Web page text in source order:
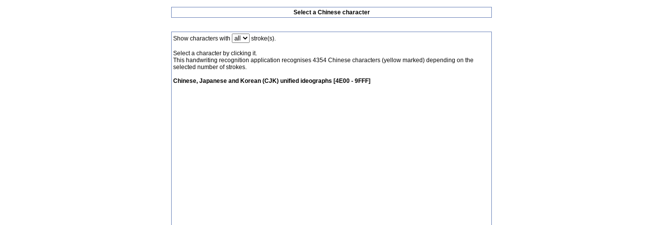
Select a Chinese character
Show characters with stroke(s).
Select a character by clicking it.
This handwriting recognition application recognises 4354 Chinese characters (yellow marked) depending on the
selected number of strokes.
Chinese, Japanese and Korean (CJK) unified ideographs [4E00 - 9FFF]